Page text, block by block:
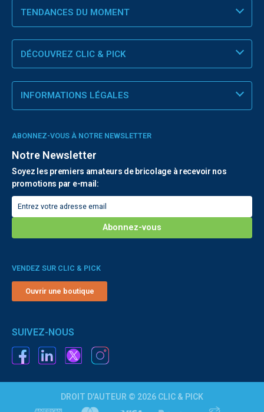
TENDANCES DU MOMENT
DÉCOUVREZ CLIC & PICK
INFORMATIONS LÉGALES
ABONNEZ-VOUS À NOTRE NEWSLETTER
Notre Newsletter
Soyez les premiers amateurs de bricolage à recevoir nos
promotions par e-mail:
VENDEZ SUR CLIC & PICK
Ouvrir une boutique
SUIVEZ-NOUS
DROIT D'AUTEUR © 2026 CLIC & PICK